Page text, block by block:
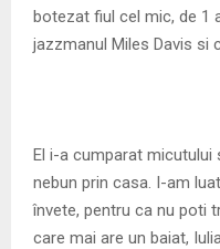
botezat fiul cel mic, de 1
jazzmanul Miles Davis si
El i-a cumparat micutului
nebun prin casa. I-am
învete, pentru ca nu poti
care mai are un baiat,